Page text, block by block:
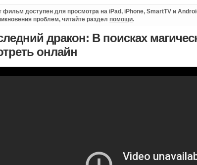
фильм доступен для просмотра на iPad, iPhone, SmartTV и
проблем, читайте раздел помощи.
дракон: В поисках
онлайн